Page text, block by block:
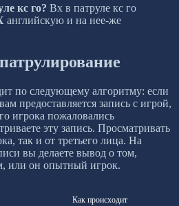
кс го? Вх в патруле кс го
английскую и на нее-же
по следующему алгоритму: если
предоставляется запись с игрой,
игрока пожаловались
эту запись. Просматривать
так и от третьего лица. На
вы делаете вывод о том,
или он опытный игрок.
Как происходит